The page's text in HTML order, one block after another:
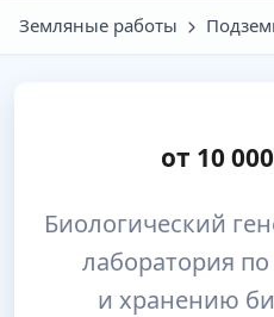
Земляные работы
от 10
Биологический
лаборатория
и хранению